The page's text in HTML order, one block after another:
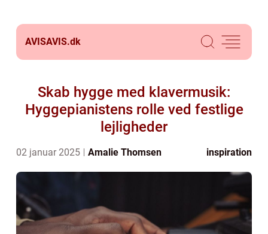
AVISAVIS.dk
Skab hygge med klavermusik:
Hyggepianistens rolle ved festlige
lejligheder
02 januar 2025 Amalie Thomsen inspiration